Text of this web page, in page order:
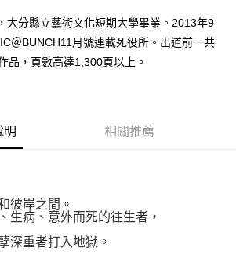
家同意取消之訂單仍視為有效，需透過AFTEE先享
先享後付 」之結帳頁面顯示為準，若有關於
取消欲退款等相關疑問，請聯繫「AFTEE先享後付
圍內提供個人資料，並將交易相關給付款項請求債
先徵得法定代理人或監護人之同意方可使用
未經同意申辦者引起之損失，本公司不負相關責
付」時，將依據個別帳號之用戶狀況，依本公司即
度；若仍有額度不足之情形，本公司將視審查結果
含以上)免運費
含以上)免運費
含以上)免運費
大分縣立藝術文化短期大學畢業。2013年9
＠BUNCH11月號連載死役所。出道前一共
品，頁數高達1,300頁以上。
明 相關推薦
彼岸之間。
生病、意外而死的往生者，
深重者打入地獄。